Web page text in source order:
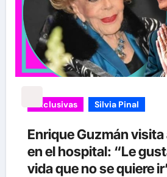
Exclusivas Silvia Pinal
Luis Enrique Guzmán
sobre situación de
declara: “Está en